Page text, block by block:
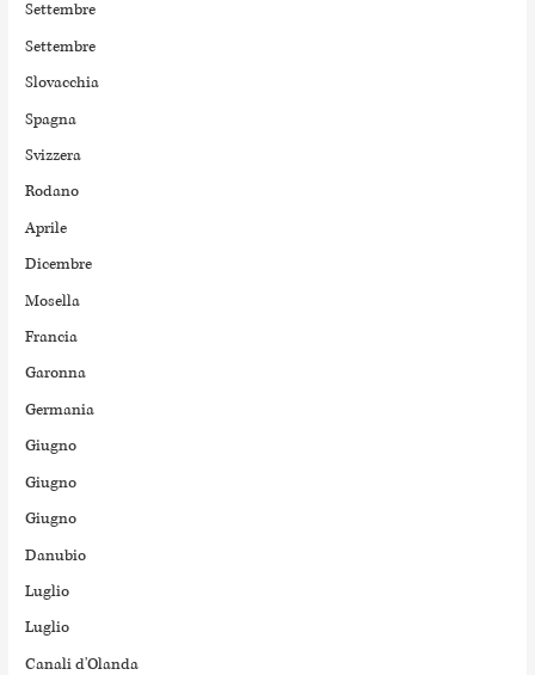
Settembre
Settembre
Slovacchia
Spagna
Svizzera
Rodano
Aprile
Dicembre
Mosella
Francia
Garonna
Germania
Giugno
Giugno
Giugno
Danubio
Luglio
Luglio
Canali d'Olanda